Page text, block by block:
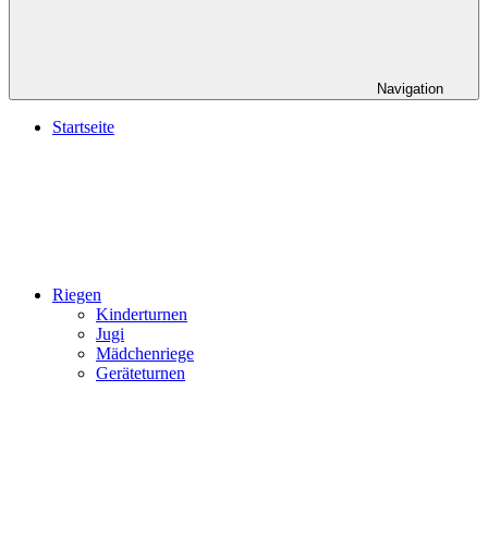
Navigation
Startseite
Riegen
Kinderturnen
Jugi
Mädchenriege
Geräteturnen